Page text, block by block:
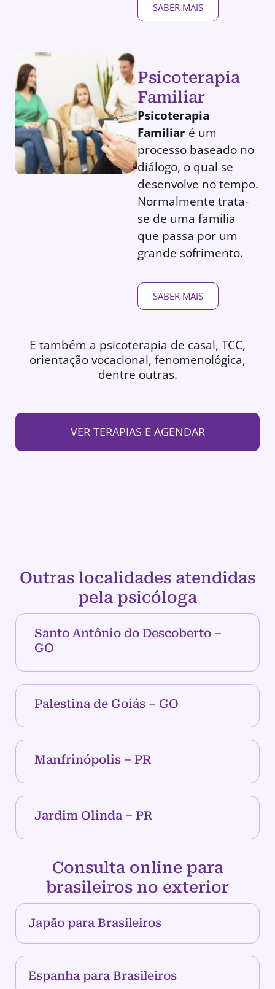
SABER MAIS
Psicoterapia
Familiar
Psicoterapia
Familiar é um
processo baseado no
diálogo, o qual se
desenvolve no tempo.
Normalmente trata-
se de uma família
que passa por um
grande sofrimento.
SABER MAIS
E também a psicoterapia de casal, TCC,
orientação vocacional, fenomenológica,
dentre outras.
VER TERAPIAS E AGENDAR
Outras localidades atendidas
pela psicóloga
Santo Antônio do Descoberto –
GO
Palestina de Goiás – GO
Manfrinópolis – PR
Jardim Olinda – PR
Consulta online para
brasileiros no exterior
Japão para Brasileiros
Espanha para Brasileiros